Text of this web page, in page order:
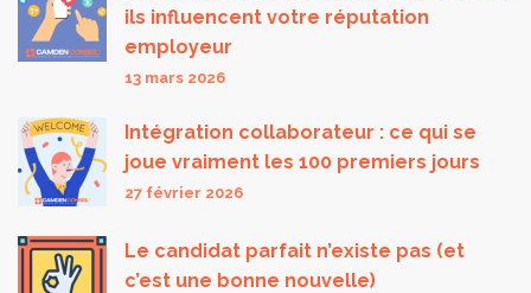
ils influencent votre réputation
employeur
13 mars 2026
Intégration collaborateur : ce qui se
joue vraiment les 100 premiers jours
27 février 2026
Le candidat parfait n’existe pas (et
c’est une bonne nouvelle)